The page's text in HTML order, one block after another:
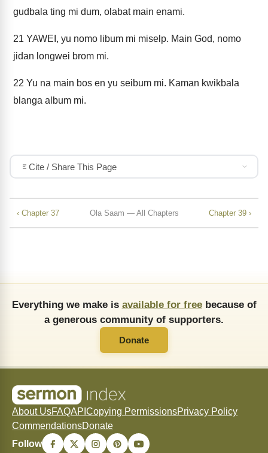
gudbala ting mi dum, olabat main enami.
21 YAWEI, yu nomo libum mi miselp. Main God, nomo
jidan longwei brom mi.
22 Yu na main bos en yu seibum mi. Kaman kwikbala
blanga album mi.
Cite / Share This Page
‹ Chapter 37 Ola Saam — All Chapters Chapter 39 ›
Everything we make is available for freebecause of
a generous community of supporters.
Donate
About UsFAQAPI Copying PermissionsPrivacy Policy
CommendationsDonate
Follow